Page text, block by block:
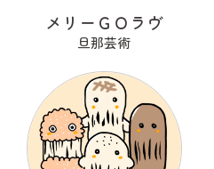
メリーＧＯラヴ
旦那芸術